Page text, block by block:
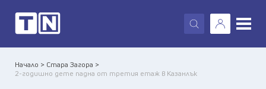
X
Начало > Стара Загора >
2-годишно дете падна от третия етаж в Казанлък